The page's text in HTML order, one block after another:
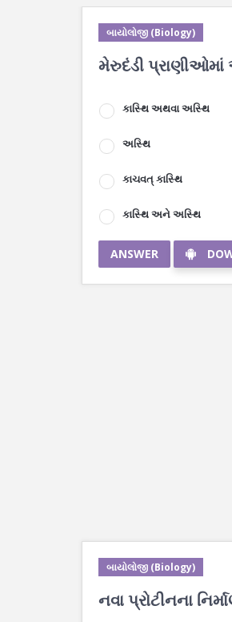
બાયોલોજી (Biology)
મેરુદંડી
કાસ્થિ અથવા અસ્થિ
અસ્થિ
કાચવત્ કાસ્થિ
કાસ્થિ અને અસ્થિ
ANSWER
બાયોલોજી (Biology)
નવા પ્રોટીનના